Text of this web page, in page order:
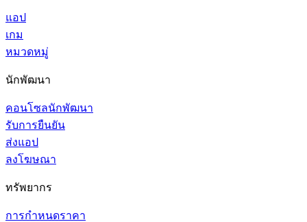
แอป
เกม
หมวดหมู่
นักพัฒนา
คอนโซลนักพัฒนา
รับการยืนยัน
ส่งแอป
ลงโฆษณา
ทรัพยากร
การกำหนดราคา